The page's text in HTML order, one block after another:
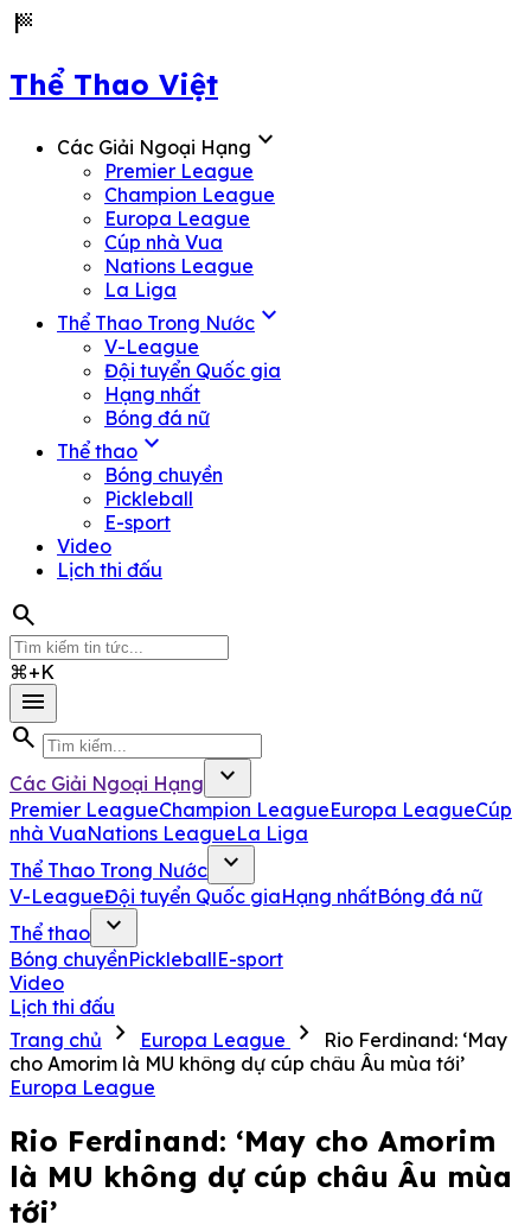
sports_score
Thể Thao Việt
Các Giải Ngoại Hạng expand_more
Premier League
Champion League
Europa League
Cúp nhà Vua
Nations League
La Liga
Thể Thao Trong Nước expand_more
V-League
Đội tuyển Quốc gia
Hạng nhất
Bóng đá nữ
Thể thao expand_more
Bóng chuyền
Pickleball
E-sport
Video
Lịch thi đấu
search
⌘+K
menu
search
Các Giải Ngoại Hạng expand_more
Premier LeagueChampion LeagueEuropa LeagueCúp
nhà VuaNations LeagueLa Liga
Thể Thao Trong Nước
expand_more
V-LeagueĐội tuyển Quốc giaHạng nhấtBóng đá nữ
Thể thao
expand_more
Bóng chuyềnPickleballE-sport
Video
Lịch thi đấu
Trang chủ
chevron_right Europa League chevron_right
Rio Ferdinand: ‘May
cho Amorim là MU không dự cúp châu Âu mùa tới’
Europa League
Rio Ferdinand: ‘May cho Amorim
là MU không dự cúp châu Âu mùa
tới’